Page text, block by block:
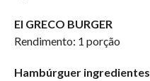
El GRECO BURGER
Rendimento: 1 porção
Hambúrguer ingredientes